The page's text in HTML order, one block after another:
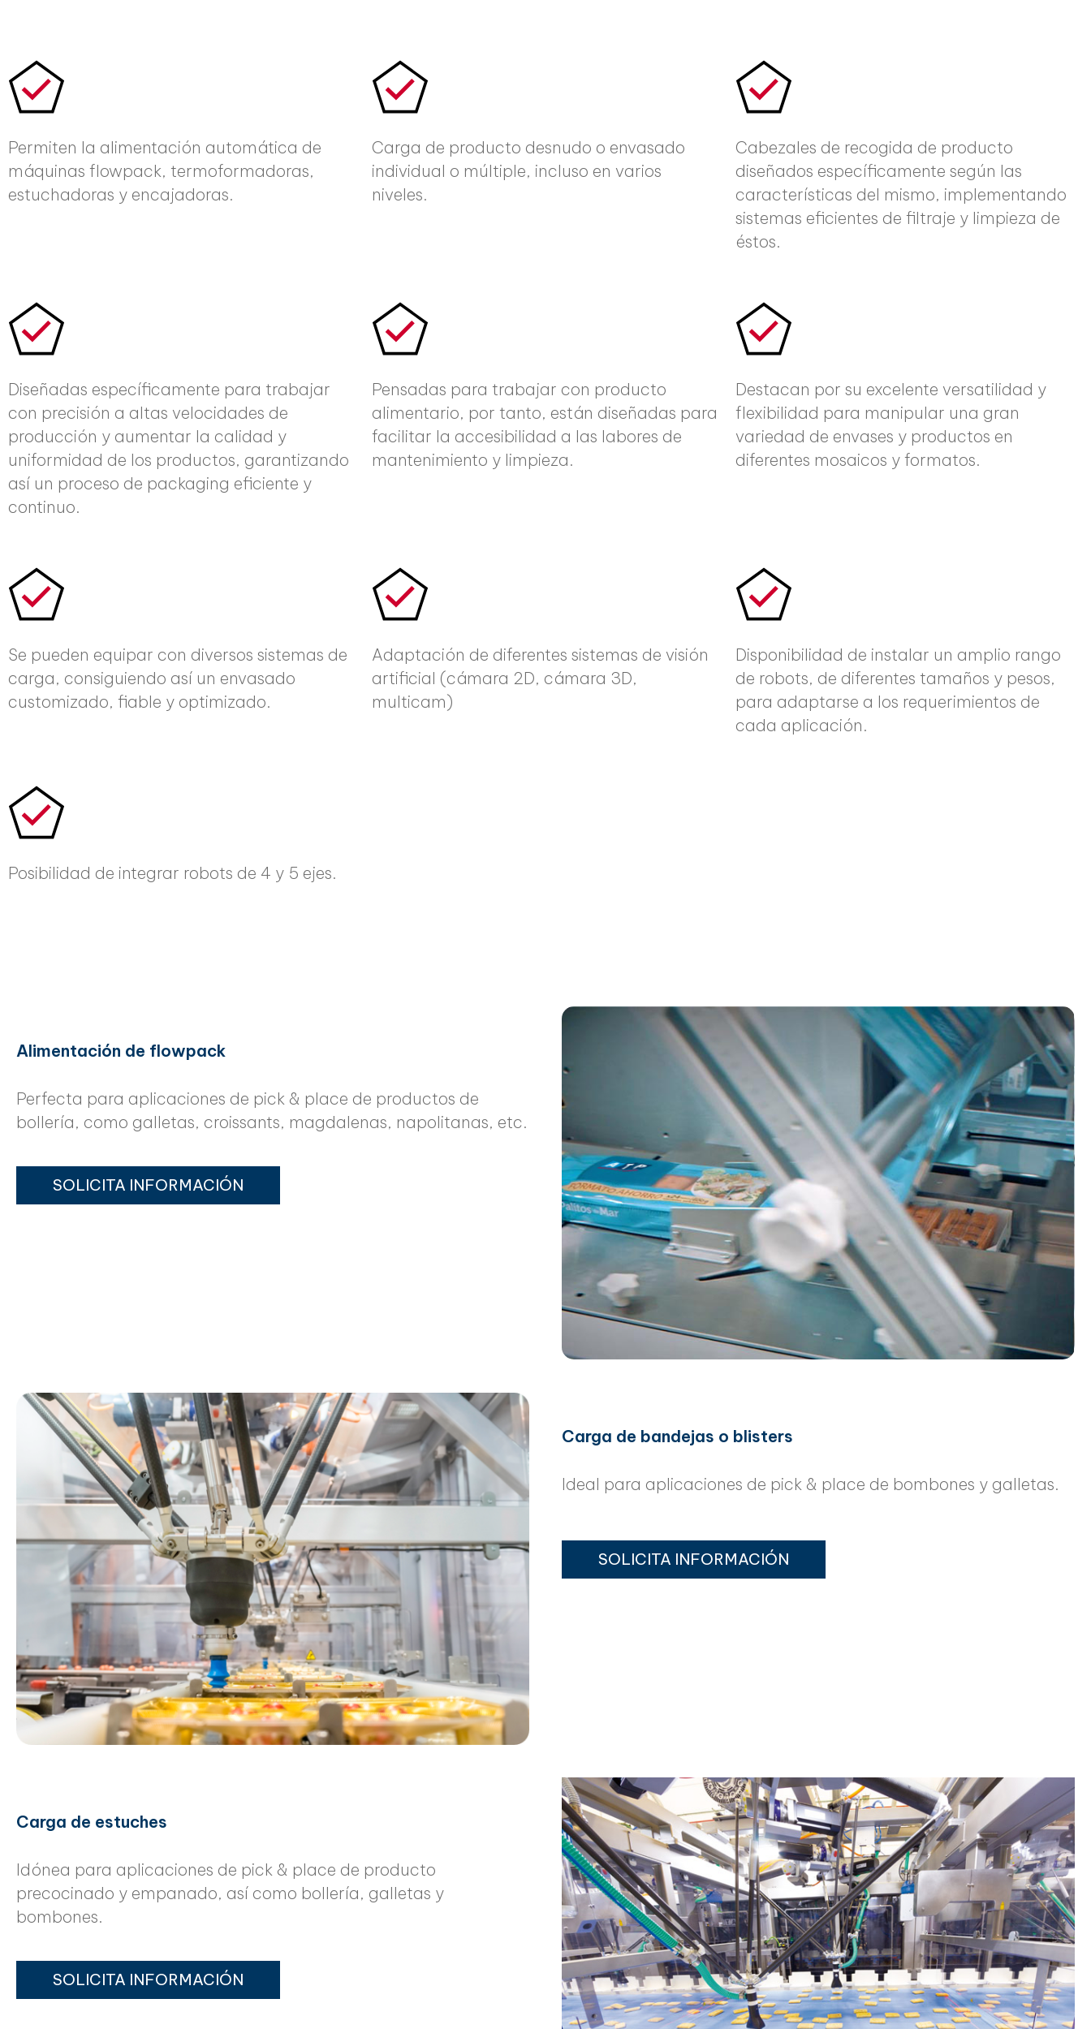
Permiten la alimentación automática de
máquinas flowpack, termoformadoras,
estuchadoras y encajadoras.
Carga de producto desnudo o envasado
individual o múltiple, incluso en varios
niveles.
Cabezales de recogida de producto
diseñados específicamente según las
características del mismo, implementando
sistemas eficientes de filtraje y limpieza de
éstos.
Diseñadas específicamente para trabajar
con precisión a altas velocidades de
producción y aumentar la calidad y
uniformidad de los productos, garantizando
así un proceso de packaging eficiente y
continuo.
Pensadas para trabajar con producto
alimentario, por tanto, están diseñadas para
facilitar la accesibilidad a las labores de
mantenimiento y limpieza.
Destacan por su excelente versatilidad y
flexibilidad para manipular una gran
variedad de envases y productos en
diferentes mosaicos y formatos.
Se pueden equipar con diversos sistemas de
carga, consiguiendo así un envasado
customizado, fiable y optimizado.
Adaptación de diferentes sistemas de visión
artificial (cámara 2D, cámara 3D,
multicam)
Disponibilidad de instalar un amplio rango
de robots, de diferentes tamaños y pesos,
para adaptarse a los requerimientos de
cada aplicación.
Posibilidad de integrar robots de 4 y 5 ejes.
Alimentación de flowpack
Perfecta para aplicaciones de pick & place de productos de
bollería, como galletas, croissants, magdalenas, napolitanas, etc.
SOLICITA INFORMACIÓN
Carga de bandejas o blisters
Ideal para aplicaciones de pick & place de bombones y galletas.
SOLICITA INFORMACIÓN
Carga de estuches
Idónea para aplicaciones de pick & place de producto
precocinado y empanado, así como bollería, galletas y
bombones.
SOLICITA INFORMACIÓN